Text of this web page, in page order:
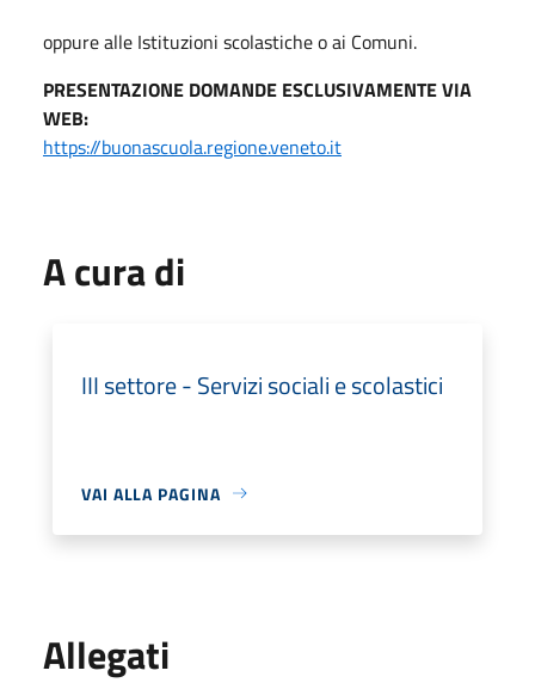
oppure alle Istituzioni scolastiche o ai Comuni.
PRESENTAZIONE DOMANDE ESCLUSIVAMENTE VIA
WEB:
https://buonascuola.regione.veneto.it
A cura di
III settore - Servizi sociali e scolastici
VAI ALLA PAGINA
Allegati